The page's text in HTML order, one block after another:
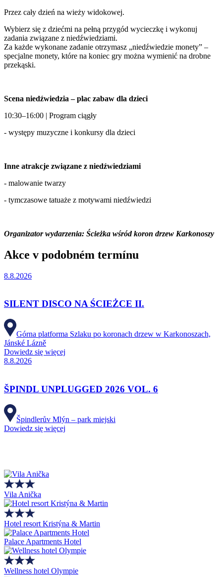
Przez cały dzień na wieży widokowej.
Wybierz się z dziećmi na pełną przygód wycieczkę i wykonuj
zadania związane z niedźwiedziami.
Za każde wykonane zadanie otrzymasz „niedźwiedzie monety” –
specjalne monety, które na koniec gry można wymienić na drobne
przekąski.
Scena niedźwiedzia – plac zabaw dla dzieci
10:30–16:00 | Program ciągły
- występy muzyczne i konkursy dla dzieci
Inne atrakcje związane z niedźwiedziami
- malowanie twarzy
- tymczasowe tatuaże z motywami niedźwiedzi
Organizator wydarzenia: Ścieżka wśród koron drzew Karkonoszy
Akce v podobném termínu
8.8.2026
SILENT DISCO NA ŚCIEŻCE II.
Górna platforma Szlaku po koronach drzew w Karkonoszach,
Jánské Lázně
Dowiedz się więcej
8.8.2026
ŠPINDL UNPLUGGED 2026 VOL. 6
Špindlerův Mlýn – park miejski
Dowiedz się więcej
Vila Anička
Hotel resort Kristýna & Martin
Palace Apartments Hotel
Wellness hotel Olympie